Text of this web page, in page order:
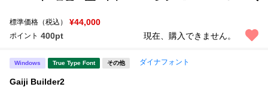
文字種類
価格帯
標準価格（税込） ¥44,000
ポイント 400pt 現在、購入できません。
Windows True Type Font その他 ダイナフォント
Gaiji Builder2